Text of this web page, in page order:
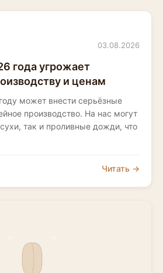
03.08.2026
года угрожает
и ценам
может внести серьёзные
производство. На нас могут
так и проливные дожди, что
Читать →